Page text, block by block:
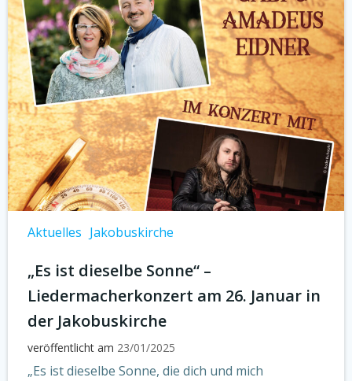
Aktuelles Jakobuskirche
„Es ist dieselbe Sonne“ –
Liedermacherkonzert am 26. Januar in
der Jakobuskirche
veröffentlicht am 23/01/2025
„Es ist dieselbe Sonne, die dich und mich